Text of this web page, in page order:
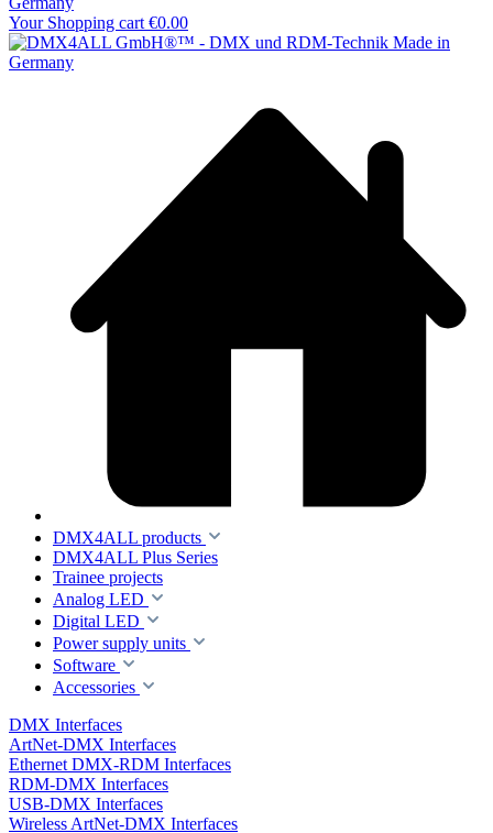
Your Shopping cart €0.00
DMX4ALL products
DMX4ALL Plus Series
Trainee projects
Analog LED
Digital LED
Power supply units
Software
Accessories
DMX Interfaces
ArtNet-DMX Interfaces
Ethernet DMX-RDM Interfaces
RDM-DMX Interfaces
USB-DMX Interfaces
Wireless ArtNet-DMX Interfaces